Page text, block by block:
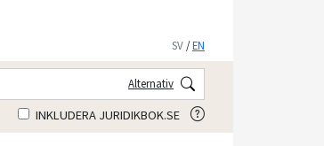
SV /EN
Alternativ
INKLUDERA JURIDIKBOK.SE